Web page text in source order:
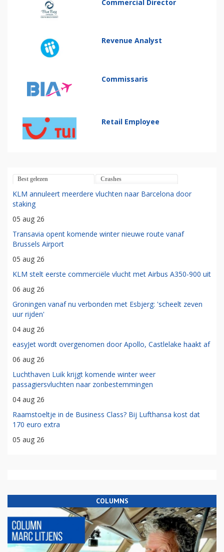
Commercial Director
Revenue Analyst
Commissaris
Retail Employee
Best gelezen Crashes
KLM annuleert meerdere vluchten naar Barcelona door
staking
05 aug 26
Transavia opent komende winter nieuwe route vanaf
Brussels Airport
05 aug 26
KLM stelt eerste commerciële vlucht met Airbus A350-900 uit
06 aug 26
Groningen vanaf nu verbonden met Esbjerg: 'scheelt zeven
uur rijden'
04 aug 26
easyJet wordt overgenomen door Apollo, Castlelake haakt af
06 aug 26
Luchthaven Luik krijgt komende winter weer
passagiersvluchten naar zonbestemmingen
04 aug 26
Raamstoeltje in de Business Class? Bij Lufthansa kost dat
170 euro extra
05 aug 26
COLUMNS